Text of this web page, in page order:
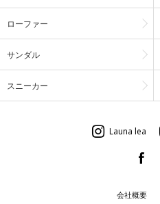
ローファー
サンダル
スニーカー
Launa lea
会社概要